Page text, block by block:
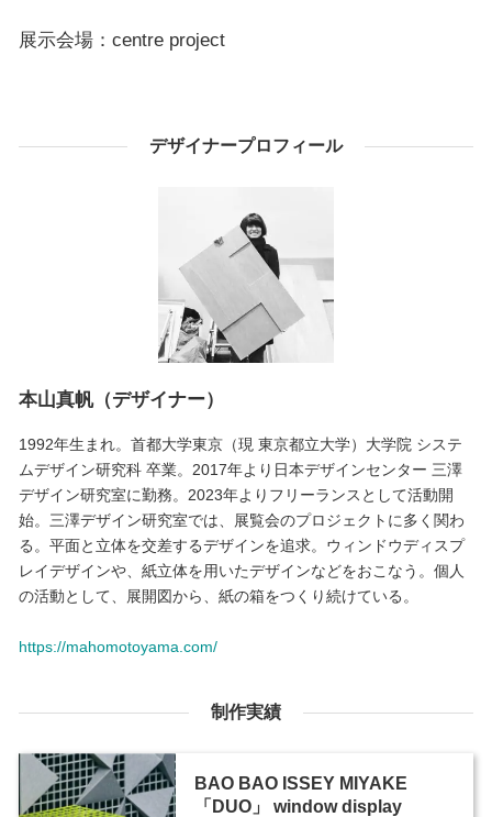
展示会場：centre project
デザイナープロフィール
本山真帆（デザイナー）
1992年生まれ。首都大学東京（現 東京都立大学）大学院 システ
ムデザイン研究科 卒業。2017年より日本デザインセンター 三澤
デザイン研究室に勤務。2023年よりフリーランスとして活動開
始。三澤デザイン研究室では、展覧会のプロジェクトに多く関わ
る。平面と立体を交差するデザインを追求。ウィンドウディスプ
レイデザインや、紙立体を用いたデザインなどをおこなう。個人
の活動として、展開図から、紙の箱をつくり続けている。
https://mahomotoyama.com/
制作実績
BAO BAO ISSEY MIYAKE
「DUO」 window display